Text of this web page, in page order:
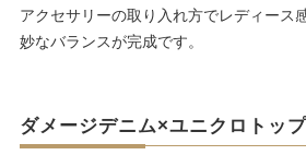
アクセサリーの取り入れ方でレディース
妙なバランスが完成です。
ダメージデニム×ユニクロトッ